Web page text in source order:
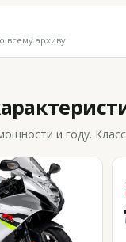
всему архиву
и году.